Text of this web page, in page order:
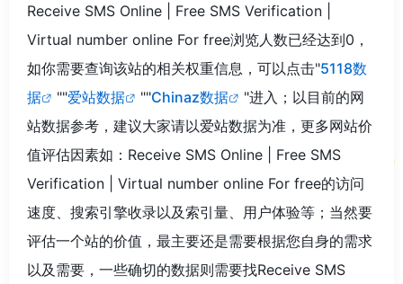
Receive SMS Online | Free SMS Verification |
Virtual number online For free浏览人数已经达到0，
如你需要查询该站的相关权重信息，可以点击"5118数
据
""爱站数据 ""Chinaz数据
"进入；以目前的网
站数据参考，建议大家请以爱站数据为准，更多网站价
值评估因素如：Receive SMS Online | Free SMS
Verification | Virtual number online For free的访问
速度、搜索引擎收录以及索引量、用户体验等；当然要
评估一个站的价值，最主要还是需要根据您自身的需求
以及需要，一些确切的数据则需要找Receive SMS